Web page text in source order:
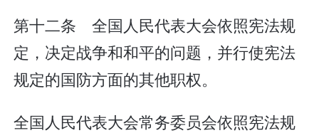
第十二条 全国人民代表大会依照宪法规
定，决定战争和和平的问题，并行使宪法
规定的国防方面的其他职权。
全国人民代表大会常务委员会依照宪法规